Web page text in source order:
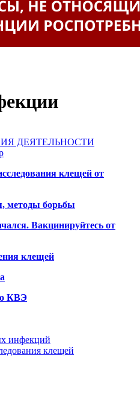
ДЕЯТЕЛЬНОСТИ
клещей от
методы борьбы
Вакцинируйтесь от
клещей
КВЭ
инфекций
клещей